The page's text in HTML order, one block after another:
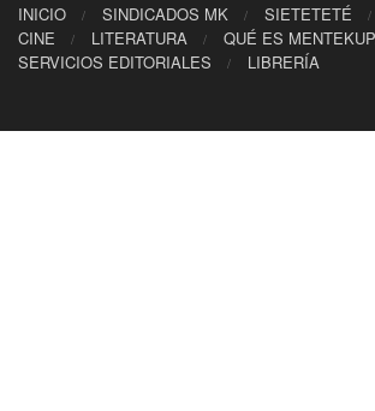
INICIO SINDICADOS MK SIETETETÉ
CINE
LITERATURA
QUÉ ES
SERVICIOS EDITORIALES
LIBRERÍA